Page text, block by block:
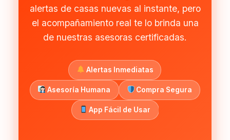
alertas de casas nuevas al instante, pero
el acompañamiento real te lo brinda una
de nuestras asesoras certificadas.
Alertas Inmediatas
Asesoría Humana Compra Segura
App Fácil de Usar